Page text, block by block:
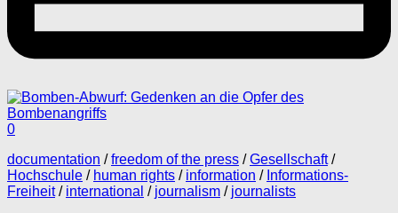
0
documentation /freedom of the press /Gesellschaft/
Hochschule / human rights / information / Informations-
Freiheit/ international / journalism / journalists